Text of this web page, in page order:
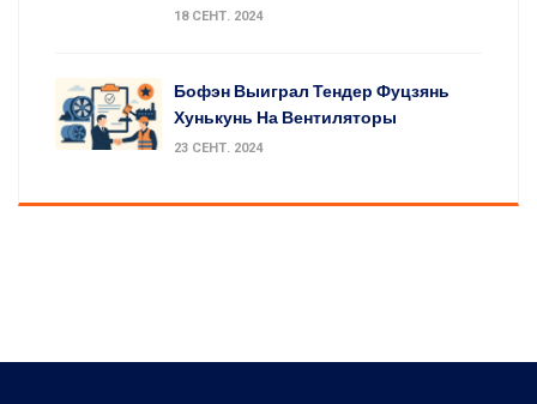
18 СЕНТ. 2024
Бофэн Выиграл Тендер Фуцзянь
Хунькунь На Вентиляторы
23 СЕНТ. 2024